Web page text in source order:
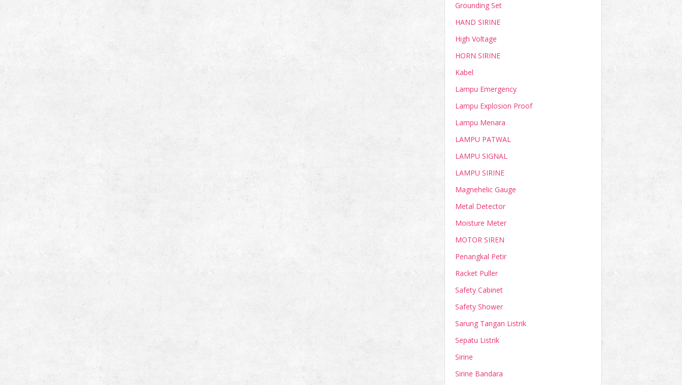
Grounding Set
HAND SIRINE
High Voltage
HORN SIRINE
Kabel
Lampu Emergency
Lampu Explosion Proof
Lampu Menara
LAMPU PATWAL
LAMPU SIGNAL
LAMPU SIRINE
Magnehelic Gauge
Metal Detector
Moisture Meter
MOTOR SIREN
Penangkal Petir
Racket Puller
Safety Cabinet
Safety Shower
Sarung Tangan Listrik
Sepatu Listrik
Sirine
Sirine Bandara